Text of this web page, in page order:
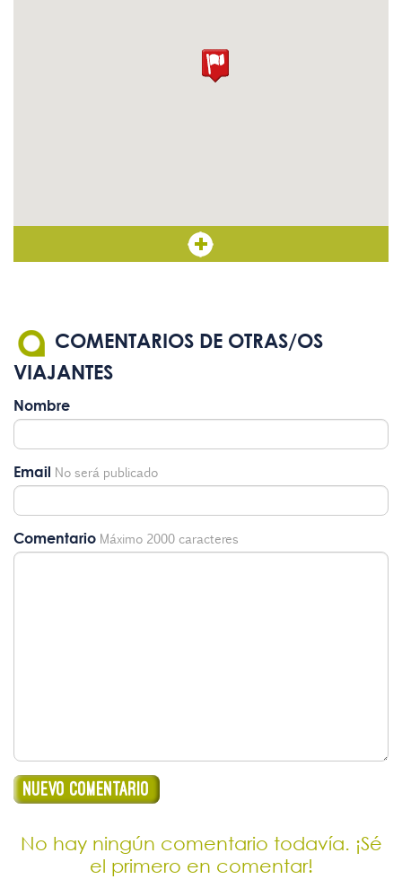
COMENTARIOS DE OTRAS/OS
VIAJANTES
Nombre
Email No será publicado
Comentario Máximo 2000 caracteres
No hay ningún comentario todavía. ¡Sé
el primero en comentar!